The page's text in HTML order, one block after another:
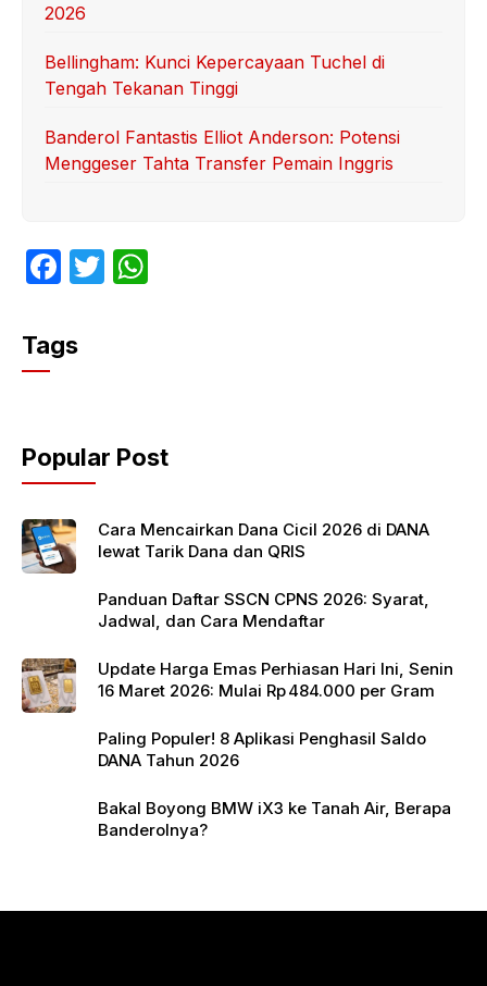
2026
Bellingham: Kunci Kepercayaan Tuchel di
Tengah Tekanan Tinggi
Banderol Fantastis Elliot Anderson: Potensi
Menggeser Tahta Transfer Pemain Inggris
F
c
e
o
o
k
T
p
p
Tags
Popular Post
Cara Mencairkan Dana Cicil 2026 di DANA
lewat Tarik Dana dan QRIS
Panduan Daftar SSCN CPNS 2026: Syarat,
Jadwal, dan Cara Mendaftar
Update Harga Emas Perhiasan Hari Ini, Senin
16 Maret 2026: Mulai Rp 484.000 per Gram
Paling Populer! 8 Aplikasi Penghasil Saldo
DANA Tahun 2026
Bakal Boyong BMW iX3 ke Tanah Air, Berapa
Banderolnya?